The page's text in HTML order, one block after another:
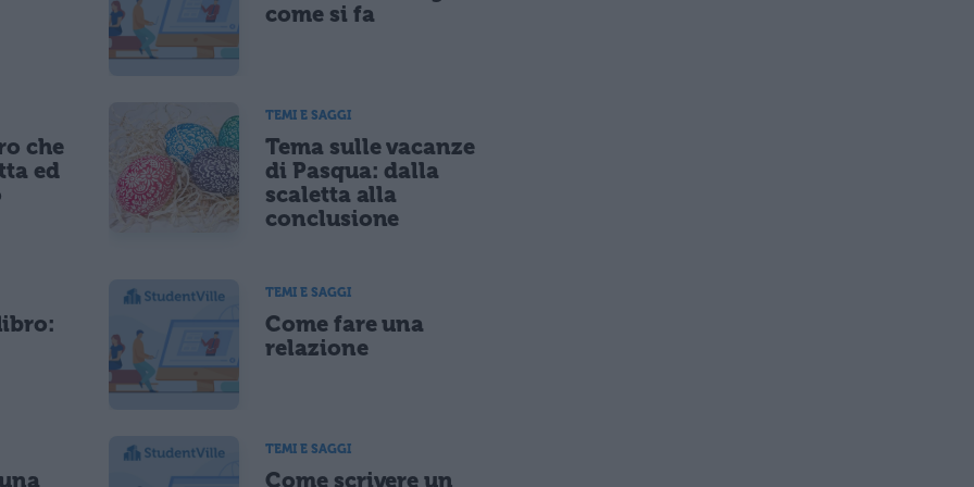
come si fa
che
ed
TEMI E SAGGI
Tema sulle vacanze
di Pasqua: dalla
scaletta alla
conclusione
TEMI E SAGGI
Come fare una
relazione
TEMI E SAGGI
Come scrivere un